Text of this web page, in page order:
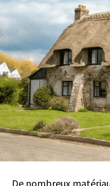
De nombreux